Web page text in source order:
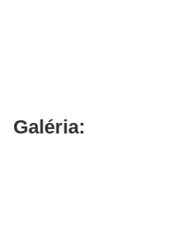
Galéria: